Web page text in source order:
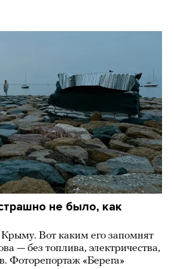
не было, как
Вот каким его запомнят
— без топлива, электричества,
Фоторепортаж «Берега»